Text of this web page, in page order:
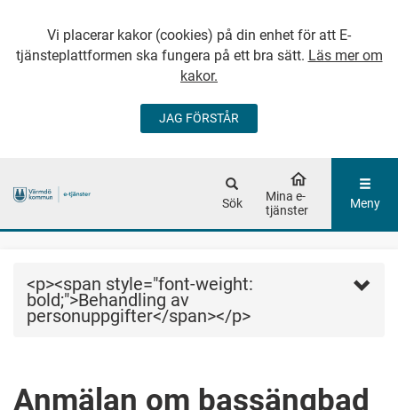
Vi placerar kakor (cookies) på din enhet för att E-
tjänsteplattformen ska fungera på ett bra sätt. Läs mer om
kakor.
JAG FÖRSTÅR
GÅ DIREKT TILL
Sök
Mina e-
tjänster
Meny
<p><span style="font-weight:
bold;">Behandling av
personuppgifter</span></p>
Anmälan om bassängbad